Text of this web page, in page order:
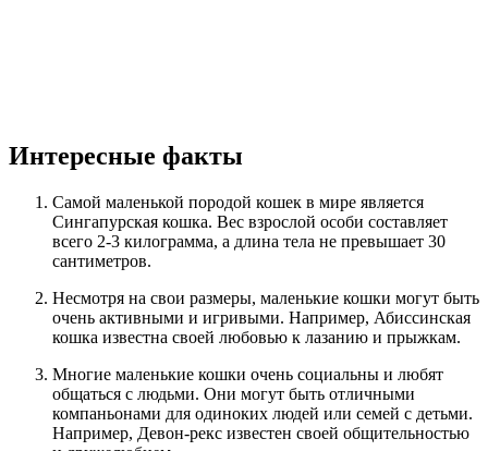
Интересные факты
Самой маленькой породой кошек в мире является
Сингапурская кошка. Вес взрослой особи составляет
всего 2-3 килограмма, а длина тела не превышает 30
сантиметров.
Несмотря на свои размеры, маленькие кошки могут быть
очень активными и игривыми. Например, Абиссинская
кошка известна своей любовью к лазанию и прыжкам.
Многие маленькие кошки очень социальны и любят
общаться с людьми. Они могут быть отличными
компаньонами для одиноких людей или семей с детьми.
Например, Девон-рекс известен своей общительностью